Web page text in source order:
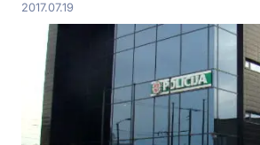
2017.07.19